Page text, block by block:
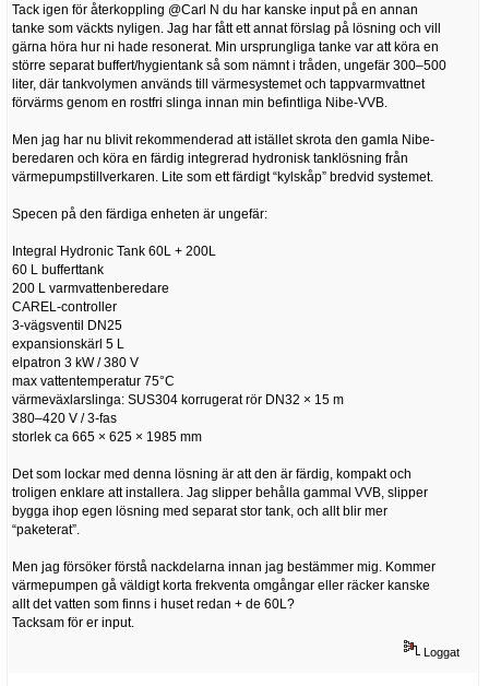
Tack igen för återkoppling @Carl N du har kanske input på en annan
tanke som väckts nyligen. Jag har fått ett annat förslag på lösning och vill
gärna höra hur ni hade resonerat. Min ursprungliga tanke var att köra en
större separat buffert/hygientank så som nämnt i tråden, ungefär 300–500
liter, där tankvolymen används till värmesystemet och tappvarmvattnet
förvärms genom en rostfri slinga innan min befintliga Nibe-VVB.
Men jag har nu blivit rekommenderad att istället skrota den gamla Nibe-
beredaren och köra en färdig integrerad hydronisk tanklösning från
värmepumpstillverkaren. Lite som ett färdigt “kylskåp” bredvid systemet.
Specen på den färdiga enheten är ungefär:
Integral Hydronic Tank 60L + 200L
60 L bufferttank
200 L varmvattenberedare
CAREL-controller
3-vägsventil DN25
expansionskärl 5 L
elpatron 3 kW / 380 V
max vattentemperatur 75°C
värmeväxlarslinga: SUS304 korrugerat rör DN32 × 15 m
380–420 V / 3-fas
storlek ca 665 × 625 × 1985 mm
Det som lockar med denna lösning är att den är färdig, kompakt och
troligen enklare att installera. Jag slipper behålla gammal VVB, slipper
bygga ihop egen lösning med separat stor tank, och allt blir mer
“paketerat”.
Men jag försöker förstå nackdelarna innan jag bestämmer mig. Kommer
värmepumpen gå väldigt korta frekventa omgångar eller räcker kanske
allt det vatten som finns i huset redan + de 60L?
Tacksam för er input.
Loggat